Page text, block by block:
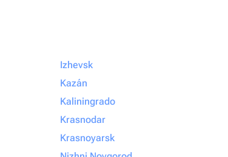
Izhevsk
Kazán
Kaliningrado
Krasnodar
Krasnoyarsk